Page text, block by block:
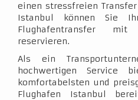
einen stressfreien
Istanbul können Sie
Flughafentransfer mit
reservieren.
Als ein
hochwertigen Service
komfortabelsten und
Flughafen Istanbul